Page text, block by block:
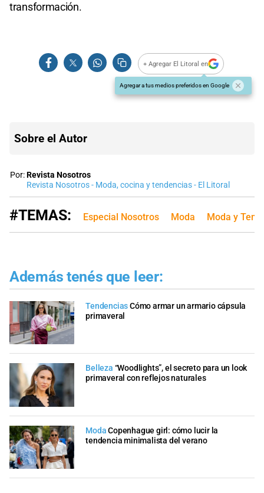
transformación.
+ Agregar El Litoral en
Agregar a tus medios preferidos en Google
Sobre el Autor
Por:Revista Nosotros
Revista Nosotros - Moda, cocina y tendencias - El Litoral
#TEMAS: Especial Nosotros Moda Moda y
Además tenés que leer:
TendenciasCómo armar un armario cápsula
primaveral
Belleza “Woodlights”, el secreto para un look
primaveral con reflejos naturales
ModaCopenhague girl: cómo lucir la
tendencia minimalista del verano